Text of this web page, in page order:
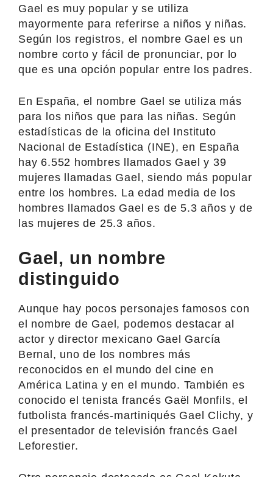
Gael es muy popular y se utiliza
mayormente para referirse a niños y niñas.
Según los registros, el nombre Gael es un
nombre corto y fácil de pronunciar, por lo
que es una opción popular entre los padres.
En España, el nombre Gael se utiliza más
para los niños que para las niñas. Según
estadísticas de la oficina del Instituto
Nacional de Estadística (INE), en España
hay 6.552 hombres llamados Gael y 39
mujeres llamadas Gael, siendo más popular
entre los hombres. La edad media de los
hombres llamados Gael es de 5.3 años y de
las mujeres de 25.3 años.
Gael, un nombre
distinguido
Aunque hay pocos personajes famosos con
el nombre de Gael, podemos destacar al
actor y director mexicano Gael García
Bernal, uno de los nombres más
reconocidos en el mundo del cine en
América Latina y en el mundo. También es
conocido el tenista francés Gaël Monfils, el
futbolista francés-martiniqués Gael Clichy, y
el presentador de televisión francés Gael
Leforestier.